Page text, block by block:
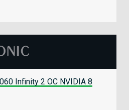
Infinity 2 OC NVIDIA 8